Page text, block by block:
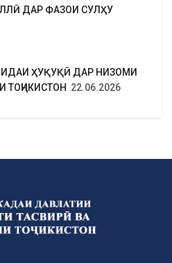
ДАР ФАЗОИ СУЛҲУ
ҲУҚУҚӢ ДАР НИЗОМИ
ТОҶИКИСТОН 22.06.2026